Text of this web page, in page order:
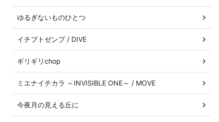
ゆるぎないものひとつ
イチブトゼンブ / DIVE
ギリギリchop
ミエナイチカラ ～INVISIBLE ONE～ / MOVE
今夜月の見える丘に